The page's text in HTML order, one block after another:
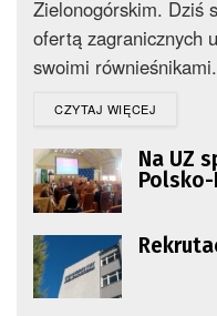
Zielonogórskim. Dziś
ofertą zagranicznych
swoimi
CZYTAJ WIĘCEJ
Na UZ
Polsko-